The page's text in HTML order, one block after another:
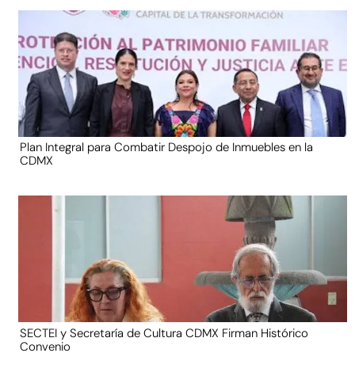
Plan Integral para Combatir Despojo de Inmuebles en la
CDMX
SECTEI y Secretaría de Cultura CDMX Firman Histórico
Convenio